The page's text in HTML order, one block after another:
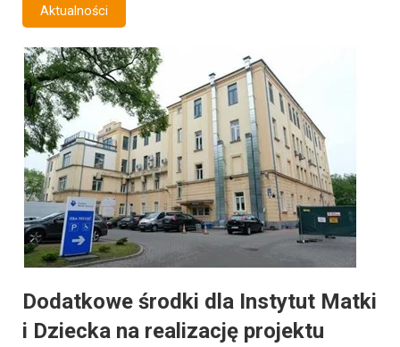
Dodatkowe środki dla Instytut Matki
i Dziecka na realizację projektu
Aktualności